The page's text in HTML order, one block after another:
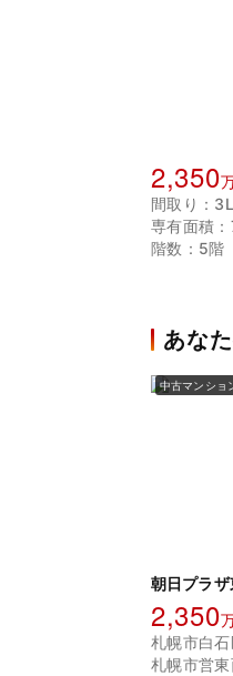
2,350
間取り：
専有面積：
階数：5階
あな
中古マンショ
朝日プラ
2,350
札幌市白
札幌市営